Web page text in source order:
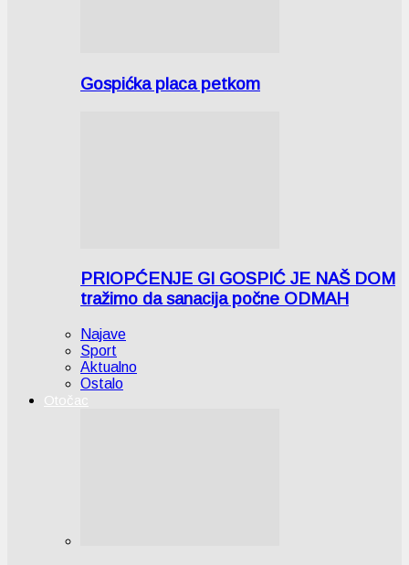
Gospićka placa petkom
PRIOPĆENJE GI GOSPIĆ JE NAŠ DOM
tražimo da sanacija počne ODMAH
Najave
Sport
Aktualno
Ostalo
Otočac